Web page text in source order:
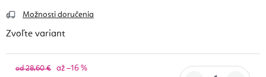
Možnosti doručenia
Zvoľte variant
od 28,60 € až –16 %